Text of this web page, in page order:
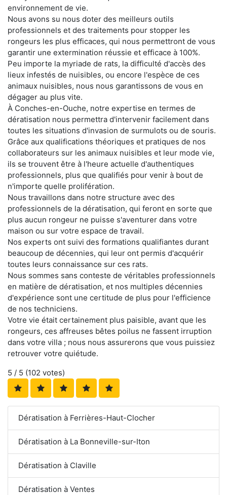
environnement de vie.
Nous avons su nous doter des meilleurs outils
professionnels et des traitements pour stopper les
rongeurs les plus efficaces, qui nous permettront de vous
garantir une extermination réussie et efficace à 100%.
Peu importe la myriade de rats, la difficulté d'accès des
lieux infestés de nuisibles, ou encore l'espèce de ces
animaux nuisibles, nous nous garantissons de vous en
dégager au plus vite.
À Conches-en-Ouche, notre expertise en termes de
dératisation nous permettra d'intervenir facilement dans
toutes les situations d'invasion de surmulots ou de souris.
Grâce aux qualifications théoriques et pratiques de nos
collaborateurs sur les animaux nuisibles et leur mode vie,
ils se trouvent être à l'heure actuelle d'authentiques
professionnels, plus que qualifiés pour venir à bout de
n'importe quelle prolifération.
Nous travaillons dans notre structure avec des
professionnels de la dératisation, qui feront en sorte que
plus aucun rongeur ne puisse s'aventurer dans votre
maison ou sur votre espace de travail.
Nos experts ont suivi des formations qualifiantes durant
beaucoup de décennies, qui leur ont permis d'acquérir
toutes leurs connaissance sur ces rats.
Nous sommes sans conteste de véritables professionnels
en matière de dératisation, et nos multiples décennies
d'expérience sont une certitude de plus pour l'efficience
de nos techniciens.
Votre vie était certainement plus paisible, avant que les
rongeurs, ces affreuses bêtes poilus ne fassent irruption
dans votre villa ; nous nous assurerons que vous puissiez
retrouver votre quiétude.
5 / 5 (102 votes)
Dératisation à Ferrières-Haut-Clocher
Dératisation à La Bonneville-sur-Iton
Dératisation à Claville
Dératisation à Ventes